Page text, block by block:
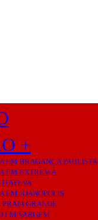
+
EM BRAGANÇA PAULISTA
EM EXTREMA
EM JOANÓPOLIS
PRAIA GRANDE
EM VARGEM